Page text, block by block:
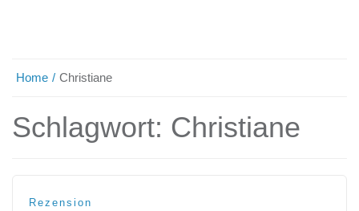
Home Christiane
Schlagwort: Christiane
Rezension